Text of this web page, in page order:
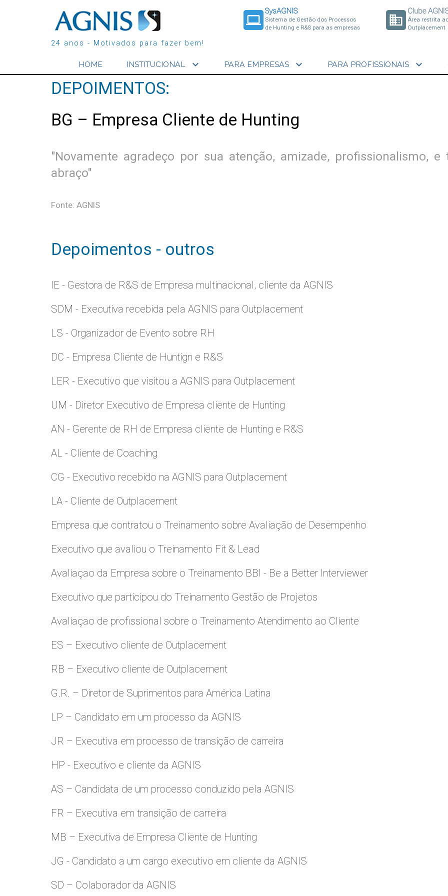
24 anos - Motivados para fazer bem!
laptop
SysAGNIS
Sistema de Gestão dos Processos
de Hunting e R&S para as empresas
business
Clube
Área restrita
Outplacement
HOME INSTITUCIONAL expand_more PARA EMPRESAS expand_more PARA PROFISSIONAIS expand_more
DEPOIMENTOS:
BG – Empresa Cliente de Hunting
"Novamente agradeço por sua atenção, amizade, profissionalismo,
abraço"
Fonte: AGNIS
Depoimentos - outros
IE - Gestora de R&S de Empresa multinacional, cliente da AGNIS
SDM - Executiva recebida pela AGNIS para Outplacement
LS - Organizador de Evento sobre RH
DC - Empresa Cliente de Huntign e R&S
LER - Executivo que visitou a AGNIS para Outplacement
UM - Diretor Executivo de Empresa cliente de Hunting
AN - Gerente de RH de Empresa cliente de Hunting e R&S
AL - Cliente de Coaching
CG - Executivo recebido na AGNIS para Outplacement
LA - Cliente de Outplacement
Empresa que contratou o Treinamento sobre Avaliação de Desempenho
Executivo que avaliou o Treinamento Fit & Lead
Avaliaçao da Empresa sobre o Treinamento BBI - Be a Better Interviewer
Executivo que participou do Treinamento Gestão de Projetos
Avaliaçao de profissional sobre o Treinamento Atendimento ao Cliente
ES – Executivo cliente de Outplacement
RB – Executivo cliente de Outplacement
G.R. – Diretor de Suprimentos para América Latina
LP – Candidato em um processo da AGNIS
JR – Executiva em processo de transição de carreira
HP - Executivo e cliente da AGNIS
AS – Candidata de um processo conduzido pela AGNIS
FR – Executiva em transição de carreira
MB – Executiva de Empresa Cliente de Hunting
JG - Candidato a um cargo executivo em cliente da AGNIS
SD – Colaborador da AGNIS